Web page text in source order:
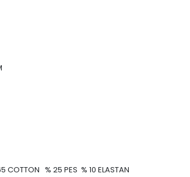
COTTON % 25 PES % 10 ELASTAN